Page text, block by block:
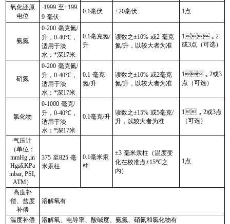
氧化还原
电位
-1999 至+199
9 毫伏
0.1毫伏 ±20毫伏 1 点
氨氮
0-200 毫克氮/
升， 0-40℃，
适用于淡
水；*深17米
0.1毫克氮/
升
读数之±10% 或2 毫克
氮/升，以较大者为准
1， 2
或3点（可选）
硝氮
0-200 毫克氮/
升， 0-40℃，
适用于淡
水；*深17米
0.1 毫克
氮/升
读数之±10% 或2毫克
氮/升，以较大者为准
1， 2或3
点（可选）
氯化物
0-1000 毫克/
升， 0-40℃，
适用于淡
水；*深17米
0.1毫克/升
读数之±15% 或5毫克/
升，以较大者为准
1， 2或3点
（可选）
气压计
（单位：
mmHg ,in
Hg或KPa
mbar, PSI,
ATM）
375 至825 毫
米汞柱
0.1毫米汞
柱
±3 毫米汞柱（温度变
化在校准点±15℃之
内）
1 点
高度补
偿、盐度
补偿
溶解氧有
温度补偿
溶解氧、电导率、酸碱度、氨氮、硝氮和氯化物有